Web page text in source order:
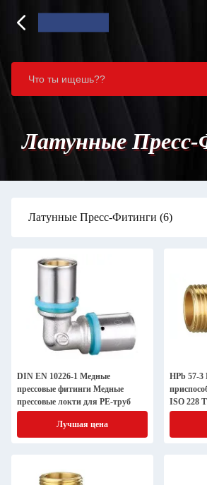
Латунные
Латунные Пресс-Фитинги (6)
DIN EN 10226-1 Медные
прессовые фитинги Медные
прессовые локти для PE-труб
Лучшая цена
HPb 57-3
ISO 228